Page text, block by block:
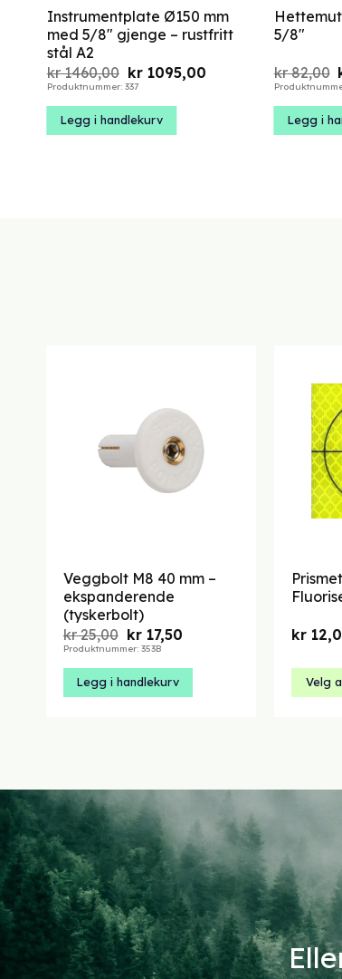
Instrumentplate Ø150 mm
med 5/8″ gjenge – rustfritt
stål A2
kr1460,00 Opprinnelig
pris
kr 1460,00.
kr1095,00Nåværende
Produktnummer: 337
Legg i handlekurv
5/8″
kr82,00
Legg i
Veggbolt M8 40 mm –
ekspanderende
(tyskerbolt)
kr25,00 Opprinnelig
pris
kr 25,00.
kr17,50Nåværende
kr 17,50.
Produktnummer: 353B
Legg i handlekurv
kr
Velg
velges
på